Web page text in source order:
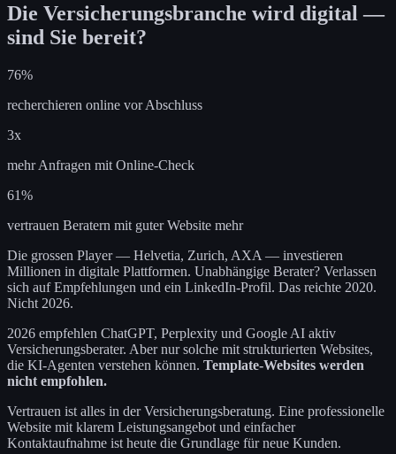
Die Versicherungsbranche wird digital —
sind Sie bereit?
76%
recherchieren online vor Abschluss
3x
mehr Anfragen mit Online-Check
61%
vertrauen Beratern mit guter Website mehr
Die grossen Player — Helvetia, Zurich, AXA — investieren
Millionen in digitale Plattformen. Unabhängige Berater? Verlassen
sich auf Empfehlungen und ein LinkedIn-Profil. Das reichte 2020.
Nicht 2026.
2026 empfehlen ChatGPT, Perplexity und Google AI aktiv
Versicherungsberater. Aber nur solche mit strukturierten Websites,
die KI-Agenten verstehen können. Template-Websites werden
nicht empfohlen.
Vertrauen ist alles in der Versicherungsberatung. Eine professionelle
Website mit klarem Leistungsangebot und einfacher
Kontaktaufnahme ist heute die Grundlage für neue Kunden.